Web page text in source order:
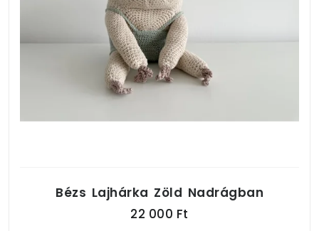
Bézs Lajhárka Zöld Nadrágban
22 000 Ft